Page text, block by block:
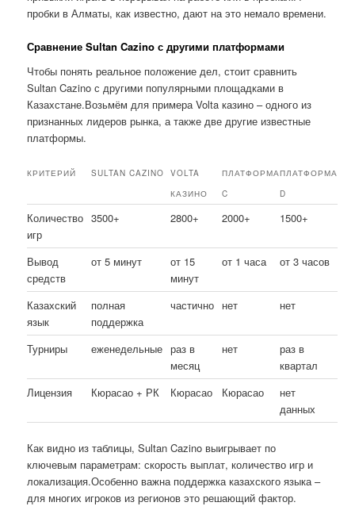
пробки в Алматы, как известно, дают на это немало времени.
Сравнение Sultan Cazino с другими платформами
Чтобы понять реальное положение дел, стоит сравнить
Sultan Cazino с другими популярными площадками в
Казахстане.Возьмём для примера Volta казино – одного из
признанных лидеров рынка, а также две другие известные
платформы.
КРИТЕРИЙ SULTAN CAZINO
VOLTA
КАЗИНО
ПЛАТФОРМА
C
ПЛАТФОРМА
D
Количество
игр
3500+ 2800+ 2000+ 1500+
Вывод
средств
от 5 минут
от 15
минут
от 1 часа от 3 часов
Казахский
язык
полная
поддержка
частично нет нет
Турниры еженедельные раз в
месяц
нет
раз в
квартал
Лицензия
Кюрасао + РК Кюрасао Кюрасао
нет
данных
Как видно из таблицы, Sultan Cazino выигрывает по
ключевым параметрам: скорость выплат, количество игр и
локализация.Особенно важна поддержка казахского языка –
для многих игроков из регионов это решающий фактор.